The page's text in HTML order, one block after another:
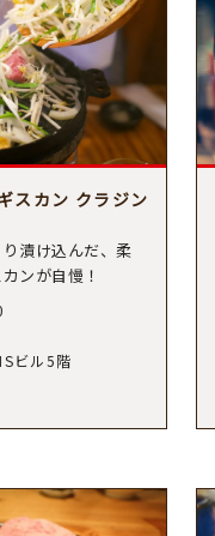
スカン クラジン
漬け込んだ、柔
ンが自慢！
ビル5階